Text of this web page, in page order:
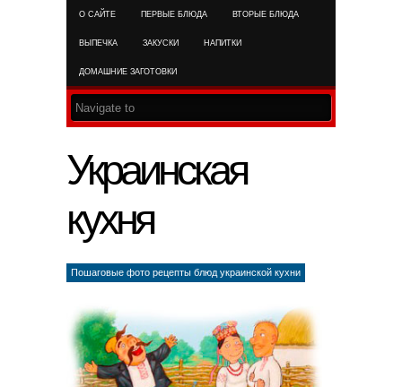
О САЙТЕ ПЕРВЫЕ БЛЮДА ВТОРЫЕ БЛЮДА
ВЫПЕЧКА ЗАКУСКИ НАПИТКИ
ДОМАШНИЕ ЗАГОТОВКИ
Украинская
кухня
Пошаговые фото рецепты блюд украинской кухни